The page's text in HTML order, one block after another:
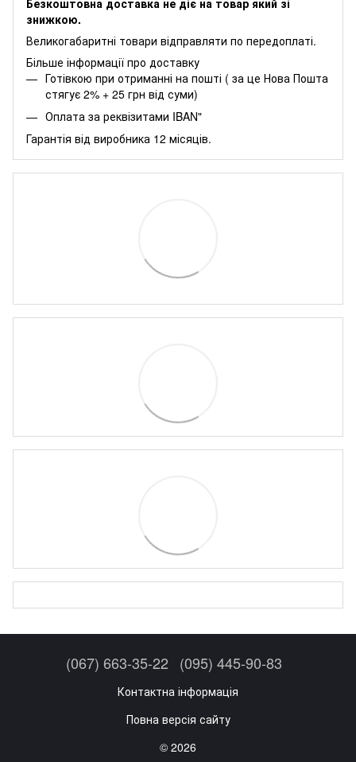
знижкою.
Великогабаритні товари відправляти по передоплаті.
Більше інформації про доставку
Готівкою при отриманні на пошті ( за це Нова Пошта
стягує 2% + 25 грн від суми)
Оплата за реквізитами IBAN"
Гарантія від виробника 12 місяців.
(067) 663-35-22 (095) 445-90-83
Контактна інформація
Повна версія сайту
© 2026